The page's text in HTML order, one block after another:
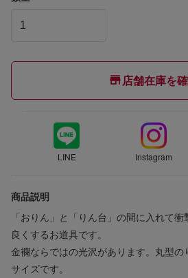
店舗在庫を
LINE Instagram
商品説明
「おりん」と「りん台」の間に入れて
良くするお道具です。
金襴ならではの光沢があります。丸型
サイズです。